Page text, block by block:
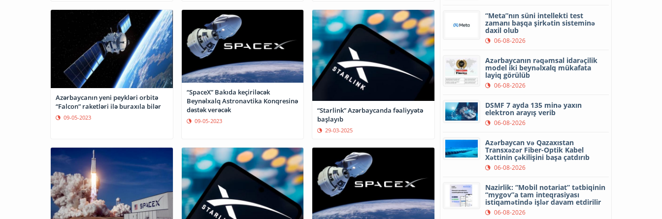
Azərbaycanın yeni peykləri orbitə
“Falcon” raketləri ilə buraxıla bilər
09-05-2023
“SpaceX” Bakıda keçiriləcək
Beynəlxalq Astronavtika Konqresinə
dəstək verəcək
09-05-2023
“Starlink” Azərbaycanda fəaliyyətə
başlayıb
29-03-2025
“Meta”nın süni intellekti test
zamanı başqa şirkətin sisteminə
daxil olub
06-08-2026
Azərbaycanın rəqəmsal idarəçilik
model iki beynəlxalq mükafata
layiq görülüb
06-08-2026
DSMF 7 ayda 135 minə yaxın
elektron arayış verib
06-08-2026
Azərbaycan və Qazaxıstan
Transxəzər Fiber-Optik Kabel
Xəttinin çəkilişini başa çatdırıb
06-08-2026
Nazirlik: “Mobil notariat” tətbiqinin
“mygov”a tam inteqrasiyası
istiqamətində işlər davam etdirilir
06-08-2026